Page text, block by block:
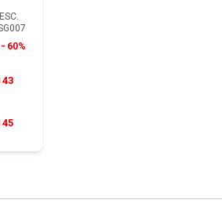
60%
43
45